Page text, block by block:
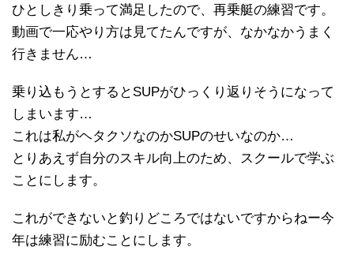
ひとしきり乗って満足したので、再乗艇の練習です。
動画で一応やり方は見てたんですが、なかなかうまく
行きません…
乗り込もうとするとSUPがひっくり返りそうになって
しまいます…
これは私がヘタクソなのかSUPのせいなのか…
とりあえず自分のスキル向上のため、スクールで学ぶ
ことにします。
これができないと釣りどころではないですからねー今
年は練習に励むことにします。